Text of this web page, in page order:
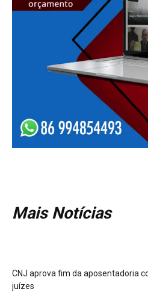
Mais Notícias
CNJ aprova fim da aposentadoria
juízes